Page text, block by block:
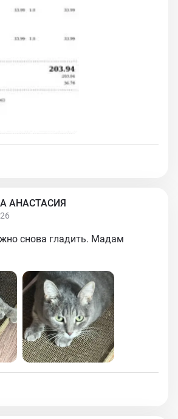
АНАСТАСИЯ
снова гладить. Мадам